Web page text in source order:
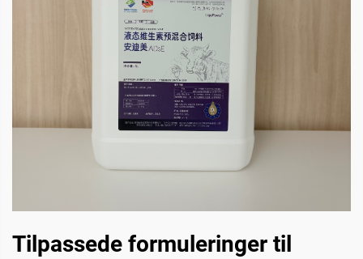
Tilpassede formuleringer til